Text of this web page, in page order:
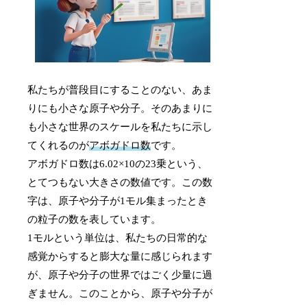
私たちが普段目にすることのない、あま
りにも小さな原子や分子。そのあまりに
も小さな世界のスケールを私たちに示し
てくれるのがアボガドロ数です。
アボガドロ数は6.02×10の23乗という、
とてつもない大きさの数値です。この数
字は、原子や分子が1モル集まったとき
の粒子の数を表しています。
1モルという単位は、私たちの日常的な
感覚からすると膨大な量に感じられます
が、原子や分子の世界ではごく少量に過
ぎません。このことから、原子や分子が